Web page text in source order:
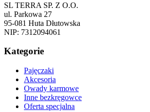
SL TERRA SP. Z O.O.
ul. Parkowa 27
95-081 Huta Dłutowska
NIP: 7312094061
Kategorie
Pajęczaki
Akcesoria
Owady karmowe
Inne bezkręgowce
Oferta specjalna